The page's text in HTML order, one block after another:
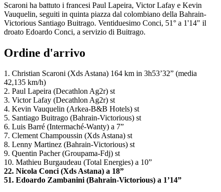
Scaroni ha battuto i francesi Paul Lapeira, Victor Lafay e Kevin
Vauquelin, seguiti in quinta piazza dal colombiano della Bahrain-
Victorious Santiago Buitrago. Ventiduesimo Conci, 51° a 1'14" il
droato Edoardo Conci, a servizio di Buitrago.
Ordine d'arrivo
1. Christian Scaroni (Xds Astana) 164 km in 3h53’32” (media
42,135 km/h)
2. Paul Lapeira (Decathlon Ag2r) st
3. Victor Lafay (Decathlon Ag2r) st
4. Kevin Vauquelin (Arkea-B&B Hotels) st
5. Santiago Buitrago (Bahrain-Victorious) st
6. Luis Barré (Intermaché-Wanty) a 7”
7. Clement Champoussin (Xds Astana) st
8. Lenny Martinez (Bahrain-Victorious) st
9. Quentin Pacher (Groupama-Fdj) st
10. Mathieu Burgaudeau (Total Energies) a 10”
22. Nicola Conci (Xds Astana) a 18”
51. Edoardo Zambanini (Bahrain-Victorious) a 1’14”